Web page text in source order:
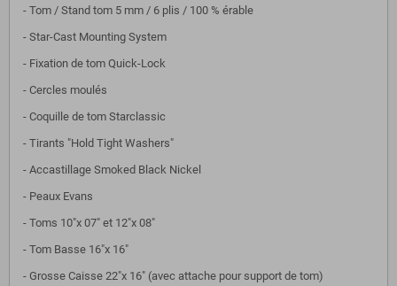
- Tom / Stand tom 5 mm / 6 plis / 100 % érable
- Star-Cast Mounting System
- Fixation de tom Quick-Lock
- Cercles moulés
- Coquille de tom Starclassic
- Tirants "Hold Tight Washers"
- Accastillage Smoked Black Nickel
- Peaux Evans
- Toms 10"x 07" et 12"x 08"
- Tom Basse 16"x 16"
- Grosse Caisse 22"x 16" (avec attache pour support de tom)